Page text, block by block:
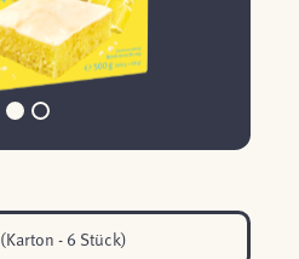
(Karton - 6 Stück)